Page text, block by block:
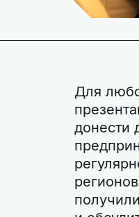
Для
донести